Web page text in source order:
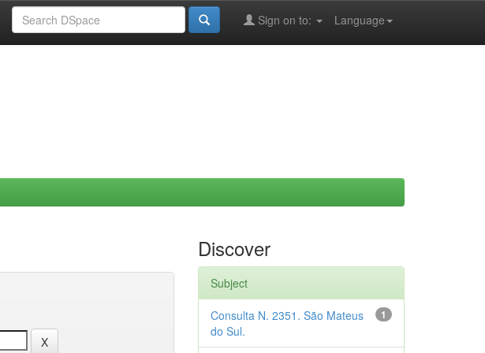
Language
Sign on to:
Discover
Subject
1
Consulta N. 2351. São Mateus
do Sul.